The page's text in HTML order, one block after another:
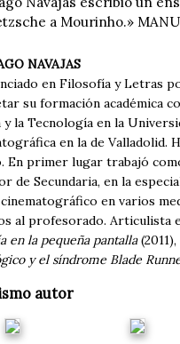
a Mourinho.»
NAVAJAS
en Filosofía y Letras
su formación académica
y la Tecnología en la
en la de
En primer lugar trabajó
de Secundaria, en la
en varios
al profesorado. Articulista
en la pequeña pantalla(2011),
y el síndrome Blade
autor